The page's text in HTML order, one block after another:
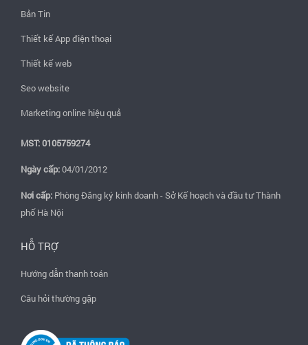
Bản Tin
Thiết kế App điện thoại
Thiết kế web
Seo website
Marketing online hiệu quả
MST: 0105759274
Ngày cấp:04/01/2012
Nơi cấp: Phòng Đăng ký kinh doanh - Sở Kế hoạch và đầu tư Thành
phố Hà Nội
HỖ TRỢ
Hướng dẫn thanh toán
Câu hỏi thường gặp